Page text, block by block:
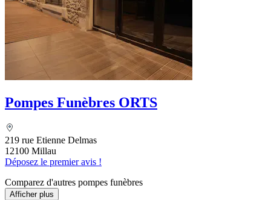
Pompes Funèbres ORTS
219 rue Etienne Delmas
12100 Millau
Déposez le premier avis !
Comparez d'autres pompes funèbres
Afficher plus